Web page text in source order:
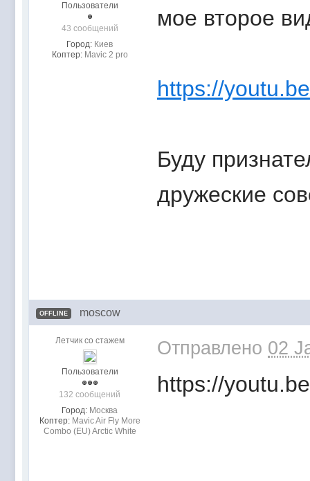
Пользователи
43 сообщений
Город: Киев
Коптер: Mavic 2 pro
мое второе
https://
Буду
дружеские
OFFLINE moscow
Летчик со стажем
Пользователи
132 сообщений
Город: Москва
Коптер: Mavic Air Fly More
Combo (EU) Arctic White
Отправлено 02
https://